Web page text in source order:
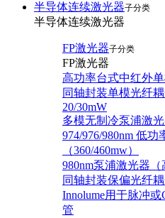
半导体连续激光器子分类
半导体连续激光器
FP激光器子分类
FP激光器
高功率台式中红外单
同轴封装单模光纤
20/30mW
多模无制冷泵浦激
974/976/980nm 低功
（360/460mw）
980nm泵浦激光器（
同轴封装保偏光纤
Innolume用于脉冲
管